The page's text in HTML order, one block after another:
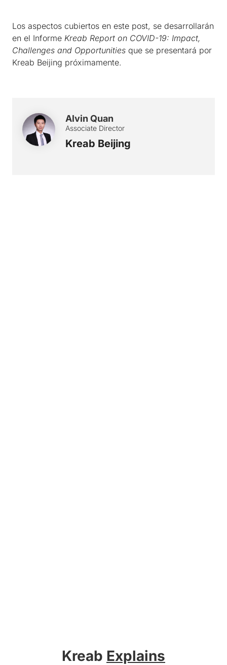
Los aspectos cubiertos en este post, se desarrollarán
en el Informe Kreab Report on COVID-19: Impact,
Challenges and Opportunities que se presentará por
Kreab Beijing próximamente.
Alvin Quan
Associate Director
Kreab Beijing
Kreab Explains